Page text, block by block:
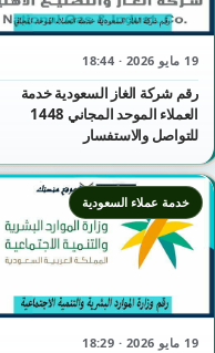
19 مايو 2026 · 18:44
رقم شركة الغاز السعودية خدمة
العملاء الموحد المجاني 1448
للتواصل والاستفسار
19 مايو 2026 · 18:29
خدمة عملاء السعودية